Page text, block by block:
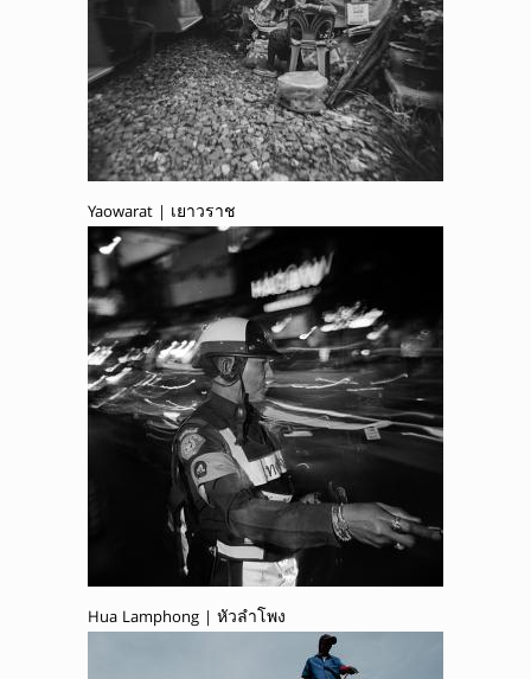
Yaowarat | เยาวราช
Hua Lamphong | หัวลำโพง